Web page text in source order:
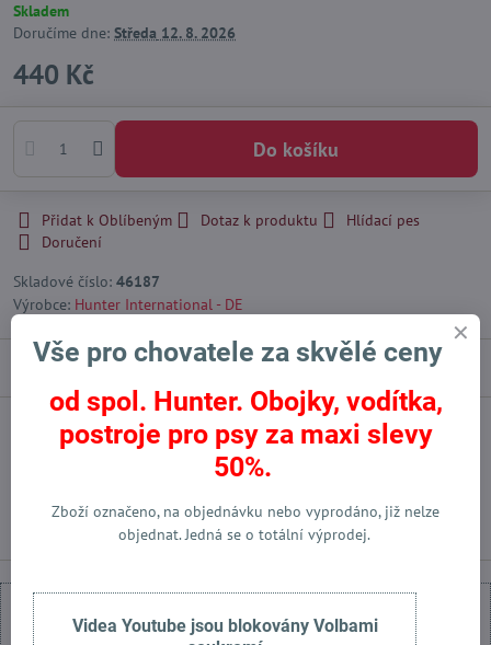
Skladem
Doručíme dne: Středa 12. 8. 2026
440 Kč
Do košíku
Přidat k Oblíbeným Dotaz k produktu
Hlídací pes
Doručení
Skladové číslo: 46187
Výrobce: Hunter International - DE
Popis
FacebookTwitterBlueskyPinterestReddit LinkedInWhatsApp
E-
Předchozí produkt Následující produkt
Vše pro chovatele za skvělé ceny
od spol. Hunter. Obojky, vodítka,
postroje pro psy za maxi slevy
50%.
Zboží označeno, na objednávku nebo vyprodáno, již nelze
objednat. Jedná se o totální výprodej.
Videa Youtube jsou blokovány Volbami